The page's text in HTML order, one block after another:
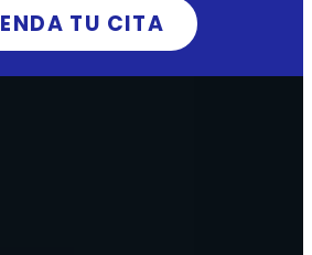
TU CITA